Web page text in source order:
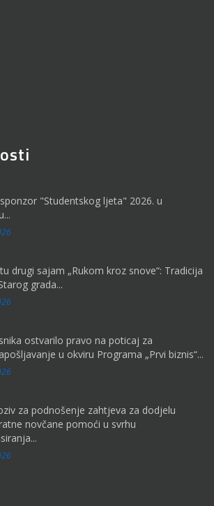
"Studentskog ljeta" 2026. u
drugi sajam „Rukom kroz snove“: Tradicija
grada...
ostvarilo pravo na poticaj za
u okviru Programa „Prvi biznis“...
za podnošenje zahtjeva za dodjelu
novčane pomoći u svrhu